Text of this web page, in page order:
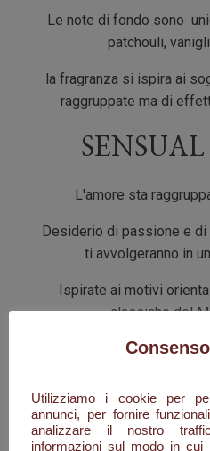
Le note di fondo sono
patchouli,
la fragranza si ispira ai
raggruppate ma di
L'amore sta
Desiderio di passione e
ti avvolgeranno in
Ispirate ai motivi
classiche del
Alcune delle
muschiata, lanciata nel
agrumi, foglie verdi,
Utilizziamo i cookie per
annunci, per fornire
analizzare il nostro
informazioni sul modo in